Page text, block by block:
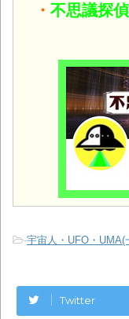
・ 不思議探
-宇宙人・UFO・UMA(
Twitter